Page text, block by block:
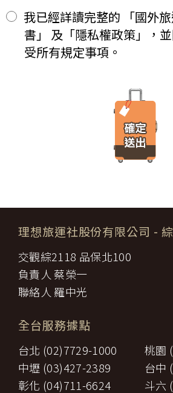
二、
其餘款項以_______ (現金、信用卡、
前三日或說明會時繳清。
前項之特別約定，除經雙方同意並增訂其
七條，乙方不得以任何名義要求增加旅遊費
第六條（旅客怠於給付旅遊費用之效力）
之費用，依第十三條約定辦理；乙方如有
旅遊需甲方之行為始能完成，而甲方不為
限，催告甲方為之。甲方逾期不為其行為
請求賠償因契約終止而生之損害。
旅遊開始後，乙方依前項規定終止契約時
甲方依第五條約定繳納之旅遊費用，除雙
一、
代辦證件之行政規費：乙方代理甲方
二、交通運輸費：旅程所需各種交通運輸之
餐飲費：旅程中所列應由乙方安排之
四、
住宿費：旅程中所列住宿及旅館之費
經乙方同意安排者，甲方應補繳所需差
六、
用。
七、 送費用及團體行李接送人員之小費，
司規定辦理。
八、 稅捐：各地機場服務稅捐及團體餐宿
九、 服務費：領隊及其他乙方為甲方安排
定，取消或限制此項功能。
「理想旅遊」網站自動接收並紀錄您瀏
錄，這是系統本身所自行記錄的行為，
IP 位址、使用時間、使用的瀏覽器、瀏
些系統自動記錄的資料無法直接辨識個
當您經由「理想旅遊」網站交易平台進
產品或服務的類別與數量，以及付款人
遊」網站將會以線上或離線方式，蒐集
務內容（如品名、數量、金額等）、付
件、地址、郵遞區號、電話、生日、性
收貨人資料（如姓名、電話、地址、郵
GlobalTrust SSL 網站伺服器數位憑證
理（即表示您傳送的資料正經過 SSL 保
【隱私權保護政策修訂】
「理想旅遊」網站保有修訂本政策之權
使用個人資料的規定上作出大修改時，
您相關事項。
尊重智慧財產權為全民應盡義務，「理
產權，任何人不得逕自使用、修改、重
布、發行、公開發表、進行還原工程、
或轉載，請事先依法取得「理想旅遊」
【我們對保護您隱私權的承諾】
我已經詳讀完整的 「國外
書」 及「隱私權政策」，
受所有規定事項。
理想旅運社股份有限公司 -
交觀綜2118 品保北100
負責人 蔡榮一
聯絡人 羅中光
全台服務據點
台北 (02)7729-1000
桃園
中壢 (03)427-2389
台中
彰化 (04)711-6624
斗六